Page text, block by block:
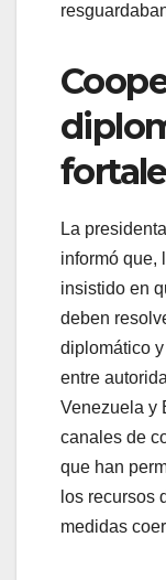
La
informó que,
insistido en
deben
diplomático
entre
Venezuela y
canales de
que han
los recursos
medidas